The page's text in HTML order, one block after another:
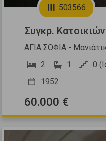
503566
Συγκρ.
ΑΓΙΑ ΣΟΦΙΑ -
2
1 0
1952
60.000 €